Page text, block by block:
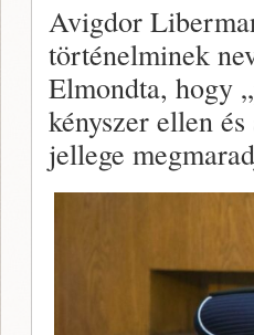
Avigdor
történelminek
Elmondta, hogy
kényszer ellen
jellege